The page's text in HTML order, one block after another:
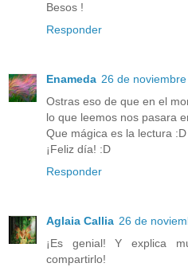
Besos !
Responder
Enameda 26 de
Ostras eso de que en el
lo que leemos nos pasara
Que mágica es la lectura :D
¡Feliz día! :D
Responder
Aglaia Callia 26 de
¡Es genial! Y explica
compartirlo!